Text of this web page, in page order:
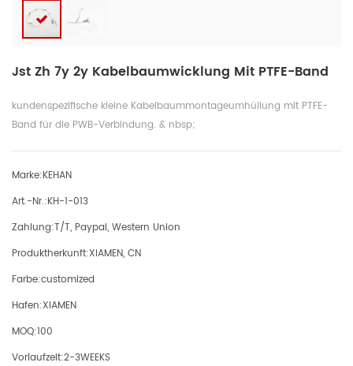
Jst Zh 7y 2y Kabelbaumwicklung Mit PTFE-Band
kundenspezifische kleine Kabelbaummontageumhüllung mit PTFE-
Band für die PWB-Verbindung. & nbsp;
Marke:KEHAN
Art.-Nr.:KH-1-013
Zahlung:T/T, Paypal, Western Union
Produktherkunft:XIAMEN, CN
Farbe:customized
Hafen:XIAMEN
MOQ:100
Vorlaufzeit:2-3WEEKS